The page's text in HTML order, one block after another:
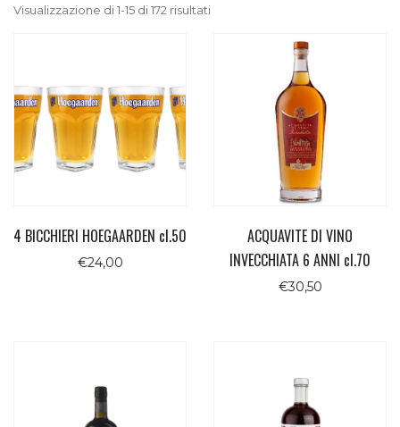
Visualizzazione di 1-15 di 172 risultati
4 BICCHIERI HOEGAARDEN cl.50
€24,00
ACQUAVITE DI VINO
INVECCHIATA 6 ANNI cl.70
€30,50